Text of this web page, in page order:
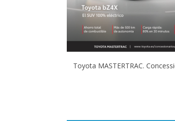
Toyota MASTERTRAC.